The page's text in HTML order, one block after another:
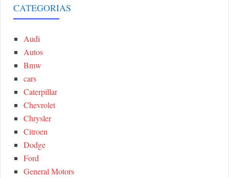
r
c
CATEGORIAS
Audi
Autos
Bmw
cars
Caterpillar
Chevrolet
Chrysler
Citroen
Dodge
Ford
General Motors